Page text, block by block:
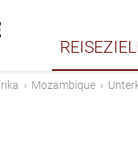
› Mozambique ›